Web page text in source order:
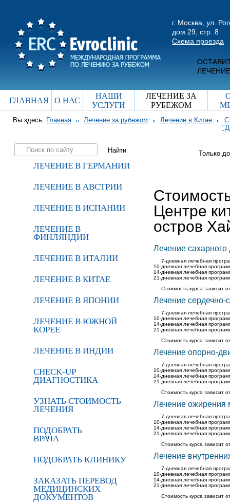
г. Москва, ул.
дом 29, стр. 8
Схема проезда
ГЛАВНАЯ О НАС
НАШИ
УСЛУГИ
ЛЕЧЕНИЕ ЗА
РУБЕЖОМ
Вы здесь: Главная Лечение за рубежом Лечение в Китае
ЛЕЧЕНИЕ В ГЕРМАНИИ
ЛЕЧЕНИЕ В АВСТРИИ
ЛЕЧЕНИЕ В ИСПАНИИ
ЛЕЧЕНИЕ В
ФИНЛЯНДИИ
ЛЕЧЕНИЕ В ИТАЛИИ
ЛЕЧЕНИЕ В КИТАЕ
ЛЕЧЕНИЕ В ЯПОНИИ
ЛЕЧЕНИЕ В ЮЖНОЙ
КОРЕЕ
ЛЕЧЕНИЕ В ИНДИИ
CHECK-UP
ДИАГНОСТИКА
УЗНАТЬ СТОИМОСТЬ
ЛЕЧЕНИЯ
ПОДОБРАТЬ
ВРАЧА
ПОДОБРАТЬ КЛИНИКУ
ЗАКАЗАТЬ ПЕРЕВОД
МЕДИЦИНСКИХ
ДОКУМЕНТОВ
Только
Центре
остров
Лечение
7-дневная лечебная
10-дневная лечебная
14-дневная лечебная
21-дневная лечебная
Стоимость курса зависит
Лечение сердечно-
7-дневная лечебная
10-дневная лечебная
14-дневная лечебная
21-дневная лечебная
Стоимость курса зависит
Лечение опорно-
7-дневная лечебная
10-дневная лечебная
14-дневная лечебная
21-дневная лечебная
Стоимость курса зависит
Лечение ожирения
7-дневная лечебная
10-дневная лечебная
14-дневная лечебная
21-дневная лечебная
Стоимость курса зависит
Лечение
7-дневная лечебная
10-дневная лечебная
14-дневная лечебная
21-дневная лечебная
Стоимость курса зависит